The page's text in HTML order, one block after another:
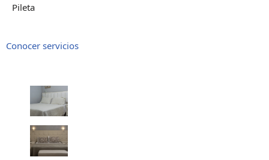
Pileta
Conocer servicios